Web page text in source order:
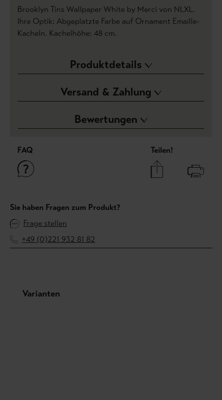
Brooklyn Tins Wallpaper White by Merci von NLXL.
Ihre Optik: Abgeplatzte Farbe auf Ornament Emaille-
Kacheln. Kachelhöhe: 48 cm.
Produktdetails
Versand & Zahlung
Bewertungen
FAQ Teilen!
Sie haben Fragen zum Produkt?
Frage stellen
+49 (0)221 932 81 82
Produktgalerie überspringen
Varianten